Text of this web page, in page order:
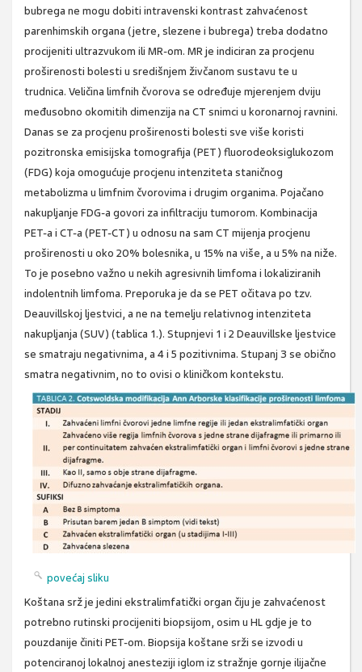
bubrega ne mogu dobiti intravenski kontrast zahvaćenost
parenhimskih organa (jetre, slezene i bubrega) treba dodatno
procijeniti ultrazvukom ili MR-om. MR je indiciran za procjenu
proširenosti bolesti u središnjem živčanom sustavu te u
trudnica. Veličina limfnih čvorova se određuje mjerenjem dviju
međusobno okomitih dimenzija na CT snimci u koronarnoj ravnini.
Danas se za procjenu proširenosti bolesti sve više koristi
pozitronska emisijska tomografija (PET) fluorodeoksiglukozom
(FDG) koja omogućuje procjenu intenziteta staničnog
metabolizma u limfnim čvorovima i drugim organima. Pojačano
nakupljanje FDG-a govori za infiltraciju tumorom. Kombinacija
PET-a i CT-a (PET-CT) u odnosu na sam CT mijenja procjenu
proširenosti u oko 20% bolesnika, u 15% na više, a u 5% na niže.
To je posebno važno u nekih agresivnih limfoma i lokaliziranih
indolentnih limfoma. Preporuka je da se PET očitava po tzv.
Deauvillskoj ljestvici, a ne na temelju relativnog intenziteta
nakupljanja (SUV) (tablica 1.). Stupnjevi 1 i 2 Deauvillske ljestvice
se smatraju negativnima, a 4 i 5 pozitivnima. Stupanj 3 se obično
smatra negativnim, no to ovisi o kliničkom kontekstu.
povećaj sliku
Koštana srž je jedini ekstralimfatički organ čiju je zahvaćenost
potrebno rutinski procijeniti biopsijom, osim u HL gdje je to
pouzdanije činiti PET-om. Biopsija koštane srži se izvodi u
potenciranoj lokalnoj anesteziji iglom iz stražnje gornje ilijačne